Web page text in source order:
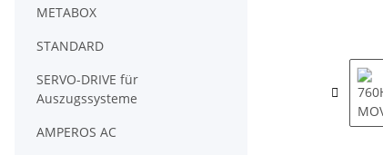
METABOX
STANDARD
SERVO-DRIVE für
Auszugssysteme
AMPEROS AC